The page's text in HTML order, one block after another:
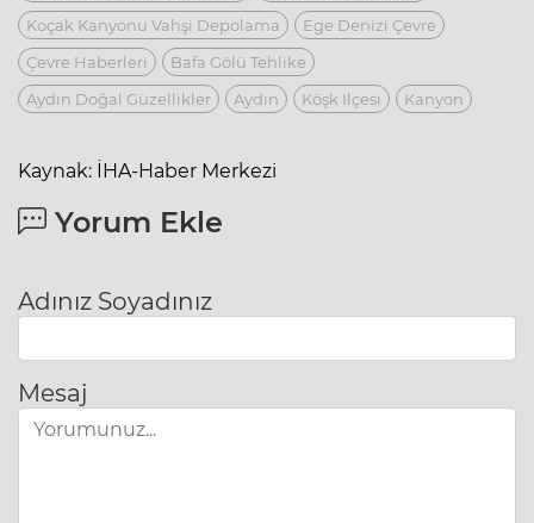
Koçak Kanyonu Vahşi Depolama
Ege Denizi Çevre
Çevre Haberleri
Bafa Gölü Tehlike
Aydın Doğal Güzellikler
Aydın Köşk Ilçesi Kanyon
Kaynak: İHA-Haber Merkezi
Yorum Ekle
Adınız Soyadınız
Mesaj